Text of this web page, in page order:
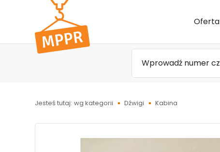
do menu
głównego
Oferta
Jesteś tutaj: wg kategorii Dźwigi Kabina